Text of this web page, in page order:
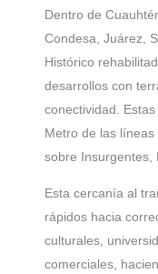
Dentro de
Condesa, Juárez,
Histórico
desarrollos con
conectividad.
Metro de las
sobre Insurgentes,
Esta cercanía al
rápidos hacia
culturales,
comerciales,